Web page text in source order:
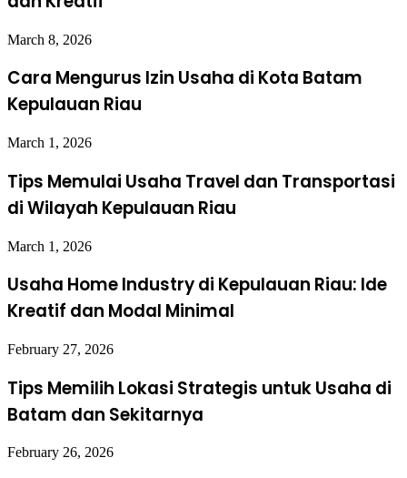
March 8, 2026
Cara Mengurus Izin Usaha di Kota Batam
Kepulauan Riau
March 1, 2026
Tips Memulai Usaha Travel dan Transportasi
di Wilayah Kepulauan Riau
March 1, 2026
Usaha Home Industry di Kepulauan Riau: Ide
Kreatif dan Modal Minimal
February 27, 2026
Tips Memilih Lokasi Strategis untuk Usaha di
Batam dan Sekitarnya
February 26, 2026